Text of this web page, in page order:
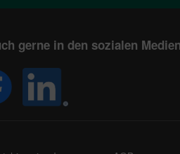
gerne in den sozialen